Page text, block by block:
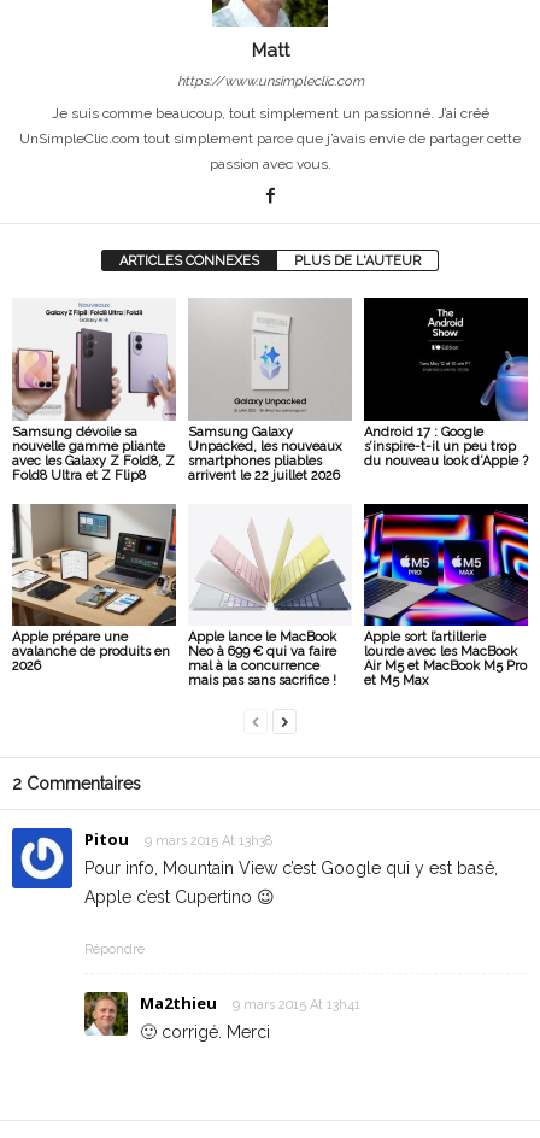
Matt
https://www.unsimpleclic.com
Je suis comme beaucoup, tout simplement un passionné. J’ai créé
UnSimpleClic.com tout simplement parce que j’avais envie de partager cette
passion avec vous.
ARTICLES CONNEXES PLUS DE L'AUTEUR
Samsung dévoile sa
nouvelle gamme pliante
avec les Galaxy Z Fold8, Z
Fold8 Ultra et Z Flip8
Samsung Galaxy
Unpacked, les nouveaux
smartphones pliables
arrivent le 22 juillet 2026
Android 17 : Google
s’inspire-t-il un peu trop
du nouveau look d’Apple ?
Apple prépare une
avalanche de produits en
2026
Apple lance le MacBook
Neo à 699 € qui va faire
mal à la concurrence
mais pas sans sacrifice !
Apple sort l’artillerie
lourde avec les MacBook
Air M5 et MacBook M5 Pro
et M5 Max
2 Commentaires
Pitou 9 mars 2015 At 13h38
Pour info, Mountain View c’est Google qui y est basé,
Apple c’est Cupertino 😉
Répondre
Ma2thieu 9 mars 2015 At 13h41
🙂 corrigé. Merci